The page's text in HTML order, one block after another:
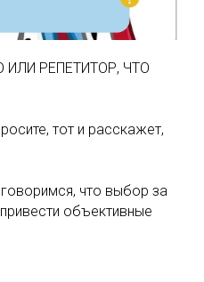
РЕПЕТИТОР, ЧТО
тот и расскажет,
что выбор за
объективные